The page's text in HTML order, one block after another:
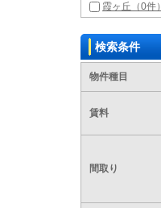
霞ヶ丘（0件）
検索条件
物件種目
賃料
間取り